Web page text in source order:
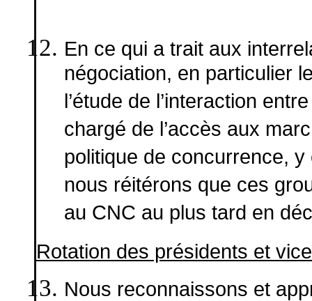
En ce qui a trait aux
négociation, en particulier
l’étude de l’interaction
chargé de l’accès aux
politique de concurrence,
nous réitérons que ces
au CNC au plus tard en
Rotation des présidents et
Nous reconnaissons et